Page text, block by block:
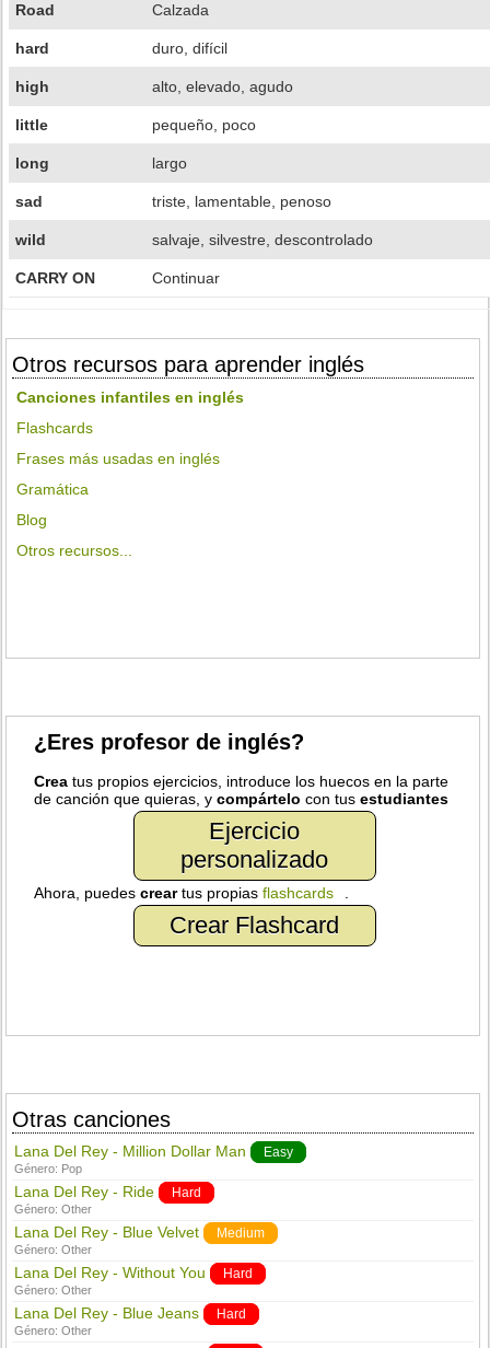
Road Calzada
hard duro, difícil
high alto, elevado, agudo
little pequeño, poco
long largo
sad triste, lamentable, penoso
wild salvaje, silvestre, descontrolado
CARRY ON Continuar
Otros recursos para aprender inglés
Canciones infantiles en inglés
Flashcards
Frases más usadas en inglés
Gramática
Blog
Otros recursos...
¿Eres profesor de inglés?
Crea tus propios ejercicios, introduce los huecos en la parte
de canción que quieras, ycompártelo con tusestudiantes
Ejercicio
personalizado
Ahora, puedescreartus propiasflashcards
Crear Flashcard
Otras canciones
Lana Del Rey - Million Dollar Man Easy
Género: Pop
Lana Del Rey - Ride Hard
Género:Other
Lana Del Rey - Blue Velvet Medium
Género:Other
Lana Del Rey - Without You Hard
Género:Other
Lana Del Rey - Blue Jeans Hard
Género:Other